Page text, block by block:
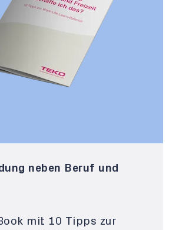
neben Beruf und
mit 10 Tipps zur